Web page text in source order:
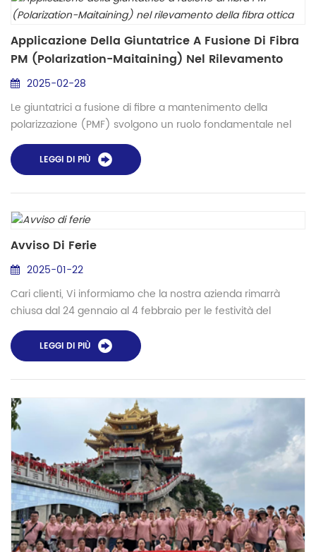
Applicazione Della Giuntatrice A Fusione Di Fibra
PM (Polarization-Maitaining) Nel Rilevamento
Della Fibra Ottica
2025-02-28
Le giuntatrici a fusione di fibre a mantenimento della
polarizzazione (PMF) svolgono un ruolo fondamentale nel
rilevamento della fibra ottica e la loro importanza si riflette
nei seguenti aspetti: 1. Preservazione dello stato di
polarizzazione e precisione di rilevamento - Funzione
principale: il PMF mantiene lo stato di polarizzazione della
luce, garantendo un rilevamento ad alta sensibilità dei ...
LEGGI DI PIÙ
Avviso Di Ferie
2025-01-22
Cari clienti, Vi informiamo che la nostra azienda rimarrà
chiusa dal 24 gennaio al 4 febbraio per le festività del
Capodanno cinese. Le normali attività riprenderanno il 5
febbraio. Tutti gli ordini effettuati durante le festività saranno
prodotti dopo il 5 febbraio. Per qualsiasi problema urgente
durante le festività, non esitate a contattarci via e-mail:
info@xhfiber.com/sales@xhfiber.com Grazie...
LEGGI DI PIÙ